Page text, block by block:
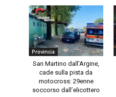
Provincia
San Martino dall’Argine,
cade sulla pista da
motocross: 29enne
soccorso dall’elicottero